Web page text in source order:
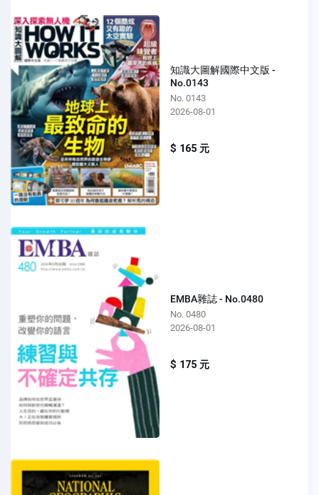
知識大圖解國際中文版 -
No.0143
No. 0143
2026-08-01
$ 165 元
EMBA雜誌 - No.0480
No. 0480
2026-08-01
$ 175 元